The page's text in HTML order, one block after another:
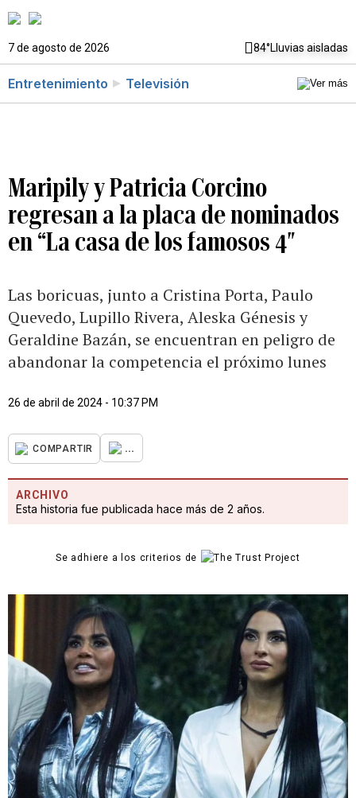
7 de agosto de 2026 84°Lluvias aisladas
Entretenimiento Televisión
Maripily y Patricia Corcino
regresan a la placa de nominados
en “La casa de los famosos 4″
Las boricuas, junto a Cristina Porta, Paulo
Quevedo, Lupillo Rivera, Aleska Génesis y
Geraldine Bazán, se encuentran en peligro de
abandonar la competencia el próximo lunes
26 de abril de 2024 - 10:37 PM
COMPARTIR ...
ARCHIVO
Esta historia fue publicada hace más de 2 años.
Se adhiere a los criterios de